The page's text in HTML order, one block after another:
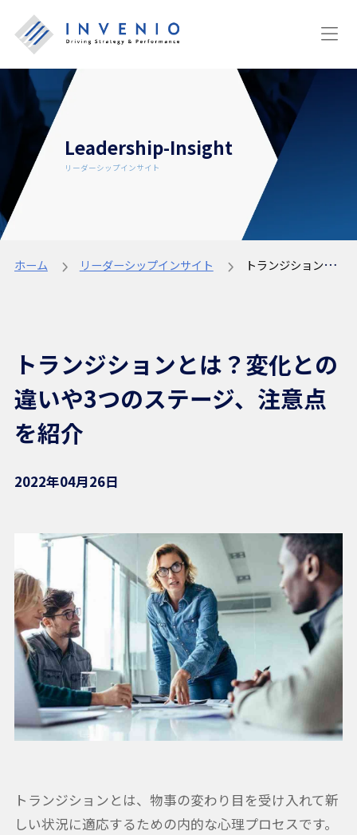
Leadership-Insight
リーダーシップインサイト
ホーム リーダーシップインサイト トランジションとは？変化との違いや3つのステージ、注意点を紹介
トランジションとは？変化との
違いや3つのステージ、注意点
を紹介
2022年04月26日
トランジションとは、物事の変わり目を受け入れて新
しい状況に適応するための内的な心理プロセスです。